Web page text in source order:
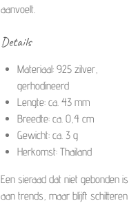
aanvoelt.
Details
Materiaal: 925 zilver,
gerhodineerd
Lengte: ca. 43 mm
Breedte: ca. 0,4 cm
Gewicht: ca. 3 g
Herkomst: Thailand
Een sieraad dat niet gebonden is
aan trends, maar blijft schitteren